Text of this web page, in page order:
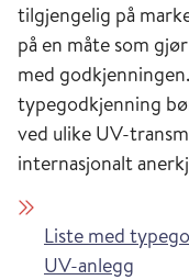
tilgjengelig på
på en måte som
med
typegodkjenning
ved ulike UV-
internasjonalt
Liste med
UV-anlegg